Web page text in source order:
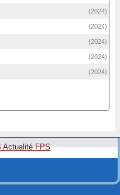
(2024)
(2024)
(2024)
(2024)
(2024)